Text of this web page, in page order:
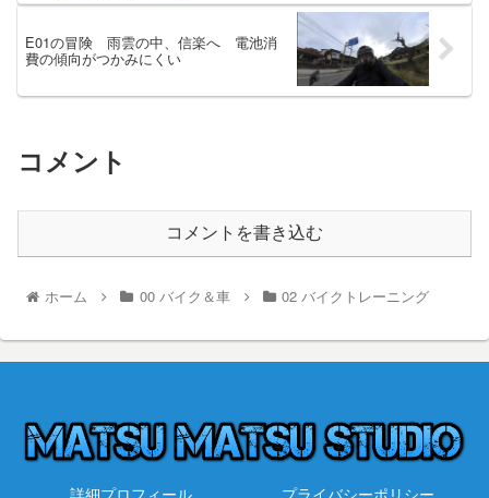
E01の冒険 雨雲の中、信楽へ 電池消
費の傾向がつかみにくい
コメント
コメントを書き込む
ホーム 00 バイク＆車 02 バイクトレーニング
詳細プロフィール プライバシーポリシー